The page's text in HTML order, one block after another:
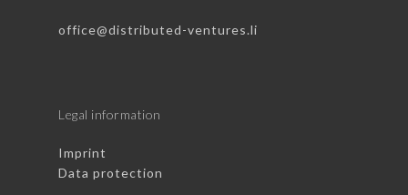
office@distributed-ventures.li
Legal information
Imprint
Data protection